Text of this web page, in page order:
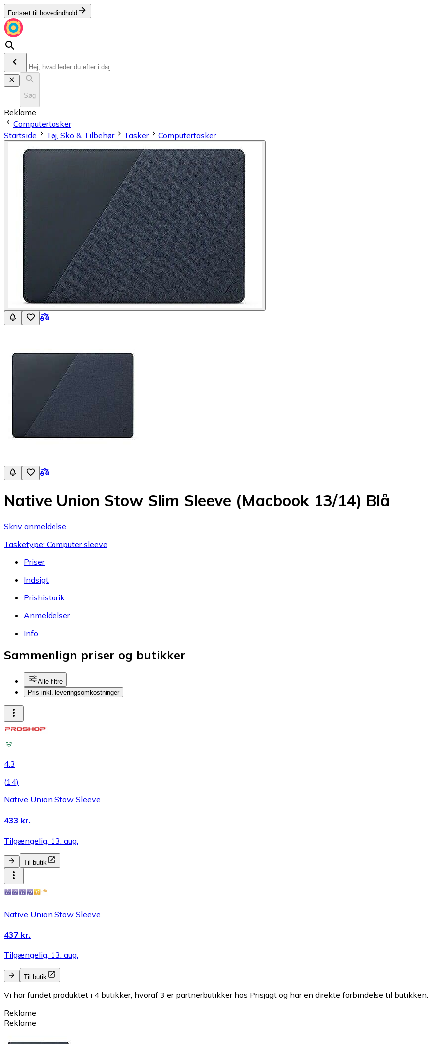
Fortsæt til hovedindhold
Søg
Reklame
Computertasker
Startside
Tøj, Sko & Tilbehør Tasker Computertasker
Native Union Stow Slim Sleeve (Macbook 13/14) Blå
Skriv anmeldelse
Tasketype: Computer sleeve
Priser
Indsigt
Prishistorik
Anmeldelser
Info
Sammenlign priser og butikker
Alle filtre
Pris inkl. leveringsomkostninger
4.3
(14)
Native Union Stow Sleeve
433 kr.
Tilgængelig: 13. aug.
Til butik
Native Union Stow Sleeve
437 kr.
Tilgængelig: 13. aug.
Til butik
Vi har fundet produktet i 4 butikker, hvoraf 3 er partnerbutikker hos Prisjagt og har en direkte forbindelse til butikken.
Reklame
Reklame